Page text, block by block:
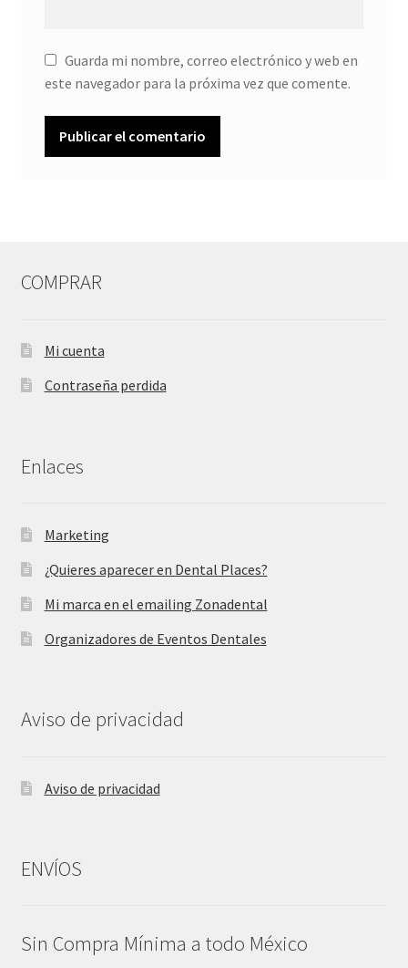
Guarda mi nombre, correo electrónico y web en
este navegador para la próxima vez que comente.
COMPRAR
Mi cuenta
Contraseña perdida
Enlaces
Marketing
¿Quieres aparecer en Dental Places?
Mi marca en el emailing Zonadental
Organizadores de Eventos Dentales
Aviso de privacidad
Aviso de privacidad
ENVÍOS
Sin Compra Mínima a todo México